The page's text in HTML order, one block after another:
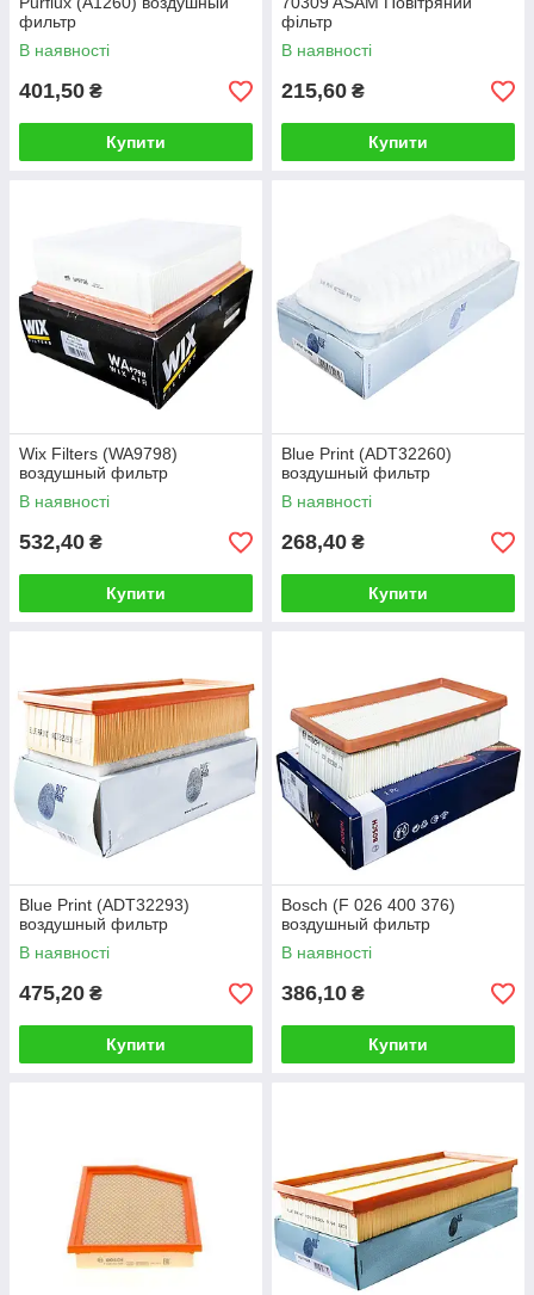
фильтр
В наявності
401,50 ₴
Купити
фільтр
В наявності
215,60 ₴
Купити
Wix Filters (WA9798)
воздушный фильтр
В наявності
532,40 ₴
Купити
Blue Print (ADT32260)
воздушный фильтр
В наявності
268,40 ₴
Купити
Blue Print (ADT32293)
воздушный фильтр
В наявності
475,20 ₴
Купити
Bosch (F 026 400 376)
воздушный фильтр
В наявності
386,10 ₴
Купити